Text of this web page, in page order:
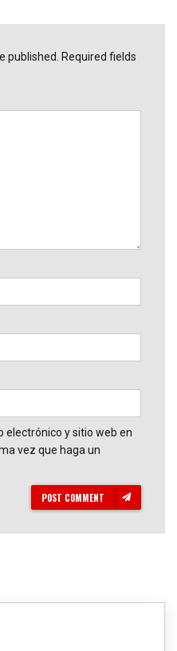
published. Required fields
electrónico y sitio web en
vez que haga un
POST COMMENT